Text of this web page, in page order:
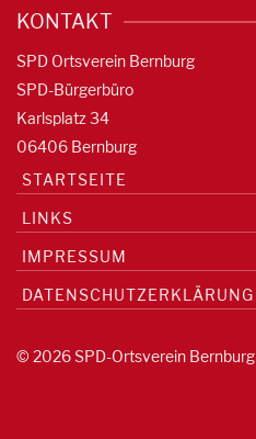
KONTAKT
SPD Ortsverein Bernburg
SPD-Bürgerbüro
Karlsplatz 34
06406 Bernburg
STARTSEITE
LINKS
IMPRESSUM
DATENSCHUTZERKLÄRUNG
© 2026 SPD-Ortsverein Bernburg